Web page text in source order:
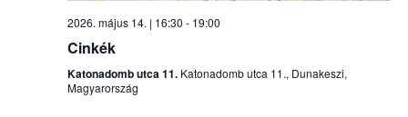
2026. május 14. | 16:30 - 19:00
Cinkék
Katonadomb utca 11. Katonadomb utca 11., Dunakeszi,
Magyarország